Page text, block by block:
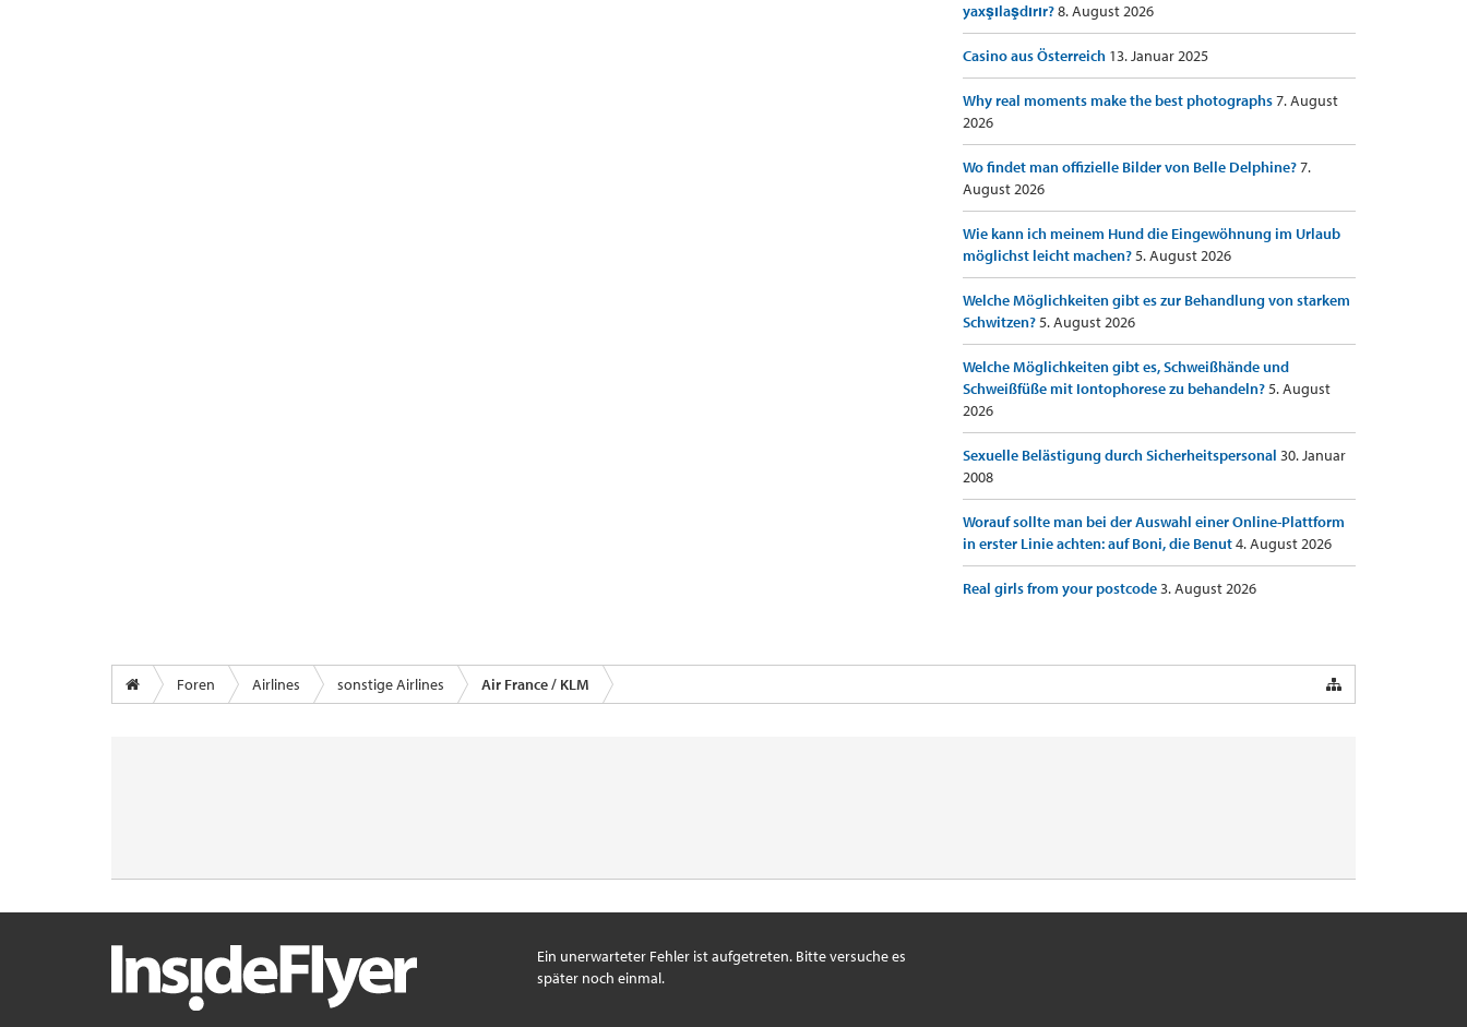
yaxşılaşdırır?8. August 2026
Casino aus Österreich 13. Januar 2025
Why real moments make the best photographs7. August
2026
Wo findet man offizielle Bilder von Belle Delphine?7.
August 2026
Wie kann ich meinem Hund die Eingewöhnung im Urlaub
möglichst leicht machen?5. August 2026
Welche Möglichkeiten gibt es zur Behandlung von starkem
Schwitzen?5. August 2026
Welche Möglichkeiten gibt es, Schweißhände und
Schweißfüße mit Iontophorese zu behandeln?5. August
2026
Sexuelle Belästigung durch Sicherheitspersonal 30. Januar
2008
Worauf sollte man bei der Auswahl einer Online-Plattform
in erster Linie achten: auf Boni, die Benut4. August 2026
Real girls from your postcode3. August 2026
Foren Airlines sonstige Airlines Air France / KLM
Ein unerwarteter Fehler ist aufgetreten. Bitte versuche es
später noch einmal.